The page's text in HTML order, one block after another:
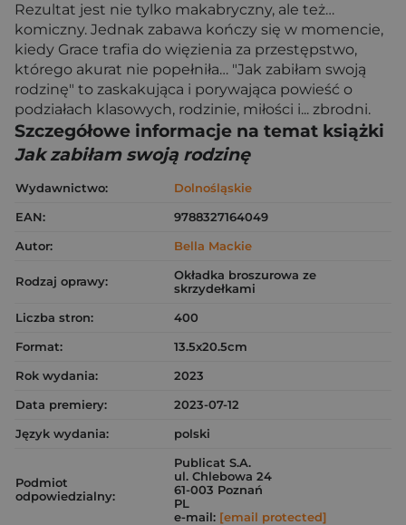
Rezultat jest nie tylko makabryczny, ale też…
komiczny. Jednak zabawa kończy się w momencie,
kiedy Grace trafia do więzienia za przestępstwo,
którego akurat nie popełniła… "Jak zabiłam swoją
rodzinę" to zaskakująca i porywająca powieść o
podziałach klasowych, rodzinie, miłości i... zbrodni.
Szczegółowe informacje na temat książki
Jak zabiłam swoją rodzinę
Wydawnictwo:
Dolnośląskie
EAN:
9788327164049
Autor:
Bella Mackie
Rodzaj oprawy:
Okładka broszurowa ze
skrzydełkami
Liczba stron:
400
Format:
13.5x20.5cm
Rok wydania:
2023
Data premiery:
2023-07-12
Język wydania:
polski
Podmiot
odpowiedzialny:
Publicat S.A.
ul. Chlebowa 24
61-003 Poznań
PL
e-mail: [email protected]